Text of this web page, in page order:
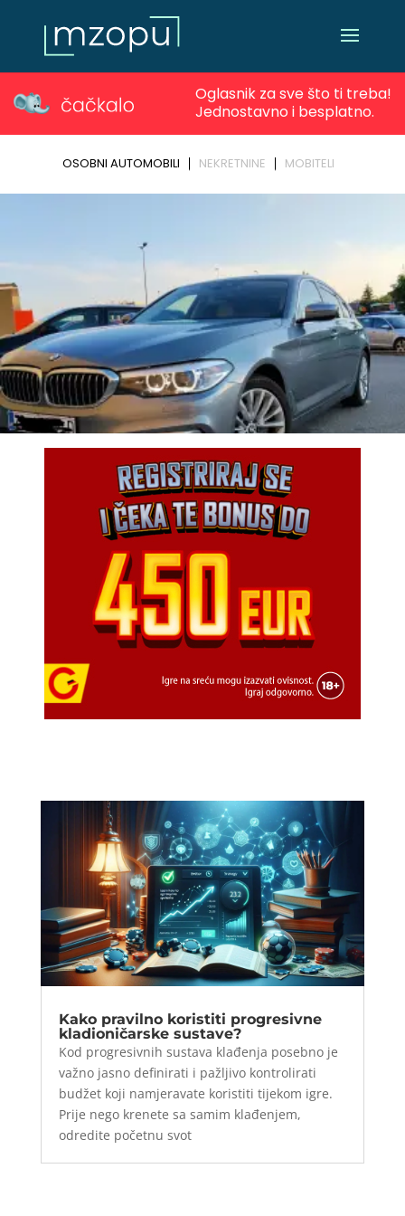
Kako pravilno koristiti progresivne
kladioničarske sustave?
Kod progresivnih sustava klađenja posebno je
važno jasno definirati i pažljivo kontrolirati
budžet koji namjeravate koristiti tijekom igre.
Prije nego krenete sa samim klađenjem,
odredite početnu svot